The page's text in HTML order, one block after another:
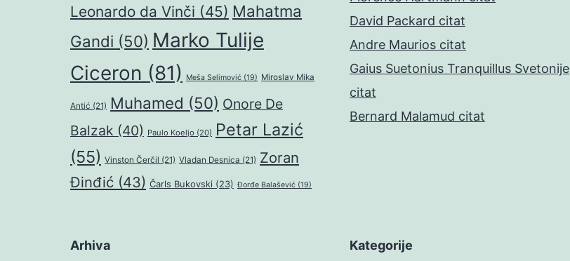
Leonardo da Vinči (45) Mahatma
Gandi (50) Marko Tulije
Ciceron (81) Meša Selimović (19) Miroslav Mika
Antić (21) Muhamed (50) Onore De
Balzak (40) Paulo Koeljo (20) Petar Lazić
(55) Vinston Čerčil (21) Vladan Desnica (21) Zoran
Đinđić (43) Čarls Bukovski (23) Đorđe Balašević (19)
David Packard citat
Andre Maurios citat
Gaius Suetonius Tranquillus Svetonije
citat
Bernard Malamud citat
Arhiva Kategorije